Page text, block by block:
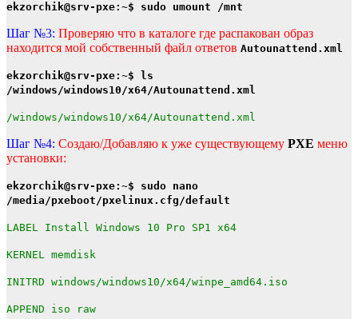
ekzorchik@srv-pxe:~$ sudo umount /mnt
Шаг №3: Проверяю что в каталоге где распакован образ
находится мой собственный файл ответов Autounattend.xml
ekzorchik@srv-pxe:~$ ls
/windows/windows10/x64/Autounattend.xml
/windows/windows10/x64/Autounattend.xml
Шаг №4: Создаю/Добавляю к уже существующему PXE меню
установки:
ekzorchik@srv-pxe:~$ sudo nano
/media/pxeboot/pxelinux.cfg/default
LABEL Install Windows 10 Pro SP1 x64
KERNEL memdisk
INITRD windows/windows10/x64/winpe_amd64.iso
APPEND iso raw